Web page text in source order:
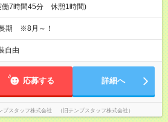
働7時間45分 休憩1時間)
長期 ※8月～！
自由
応募する 詳細へ
プスタッフ株式会社 （旧テンプスタッフ株式会社）